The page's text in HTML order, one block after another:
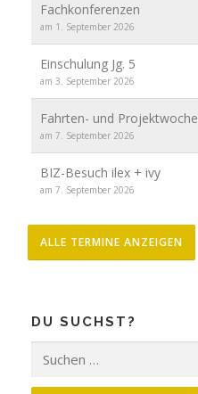
Fachkonferenzen
am 1. September 2026
Einschulung Jg. 5
am 3. September 2026
Fahrten- und Projektwoche
am 7. September 2026
BIZ-Besuch ilex + ivy
am 7. September 2026
ALLE TERMINE ANZEIGEN
DU SUCHST?
nach: